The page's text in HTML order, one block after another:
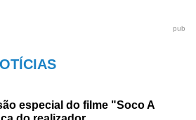
pub
especial do filme "Soco A